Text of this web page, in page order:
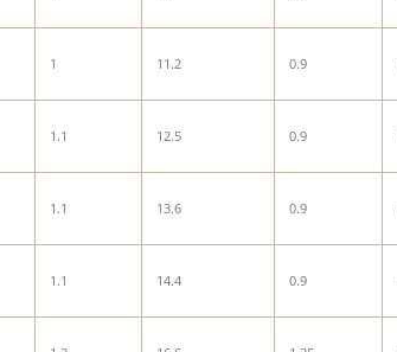
1 11.2 0.9
1.1 12.5 0.9
1.1 13.6 0.9
1.1 14.4 0.9